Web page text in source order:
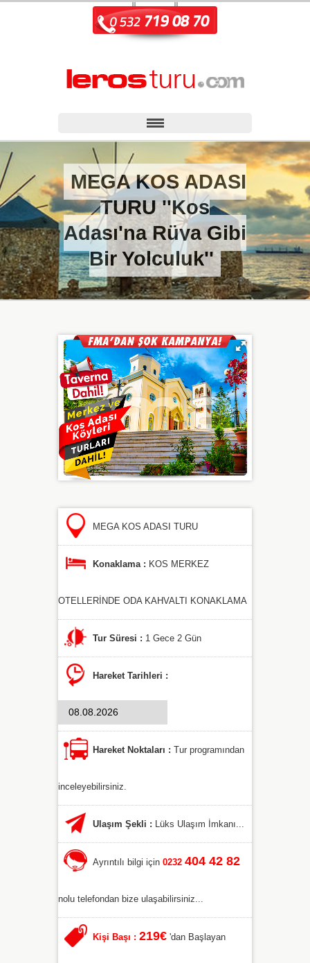
MEGA KOS ADASI
TURU ''Kos
Adası'na Rüya Gibi
Bir Yolculuk''
MEGA KOS ADASI TURU
Konaklama : KOS MERKEZ
OTELLERİNDE ODA KAHVALTI KONAKLAMA
Tur Süresi : 1 Gece 2 Gün
Hareket Tarihleri :
Hareket Noktaları : Tur programından
inceleyebilirsiniz.
Ulaşım Şekli : Lüks Ulaşım İmkanı...
Ayrıntılı bilgi için 0232 404 42 82
nolu telefondan bize ulaşabilirsiniz...
Kişi Başı : 219€ 'dan Başlayan